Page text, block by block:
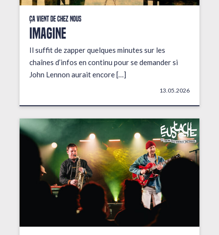
Ça vient de chez nous
IMAGINE
Il suffit de zapper quelques minutes sur les
chaînes d’infos en continu pour se demander si
John Lennon aurait encore […]
13.05.2026